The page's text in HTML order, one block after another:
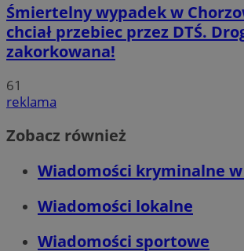
Śmiertelny wypadek w
chciał przebiec przez DTŚ.
zakorkowana!
61
reklama
Zobacz również
Wiadomości kryminalne
Wiadomości lokalne
Wiadomości sportowe